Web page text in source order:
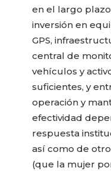
en el largo
inversión en
GPS,
central de
vehículos y
suficientes, y
operación y
efectividad
respuesta
así como de
(que la mujer